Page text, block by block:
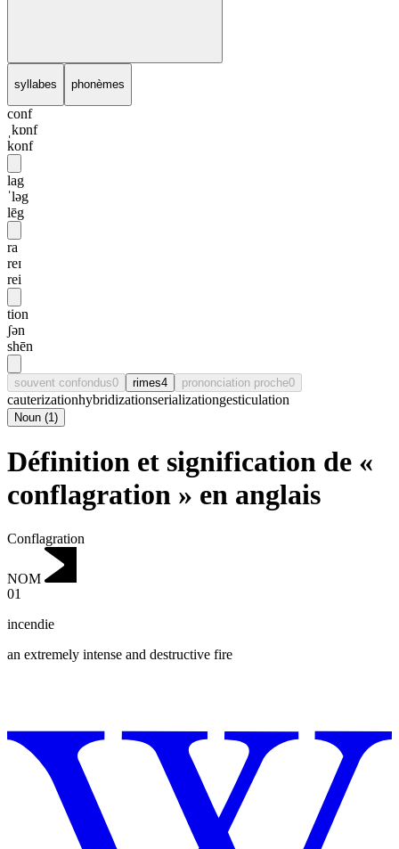
syllabes phonèmes
conf
ˌkɒnf
konf
lag
ˈləg
lēg
ra
reɪ
rei
tion
ʃən
shēn
souvent confondus0 rimes4 prononciation proche0
cauterizationhybridizationserializationgesticulation
Noun (1)
Définition et signification de «
conflagration » en anglais
Conflagration
NOM
01
incendie
an extremely intense and destructive fire